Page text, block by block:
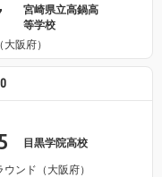
宮崎県立高鍋高
等学校
阪府）
目黒学院高校
ンド（大阪府）